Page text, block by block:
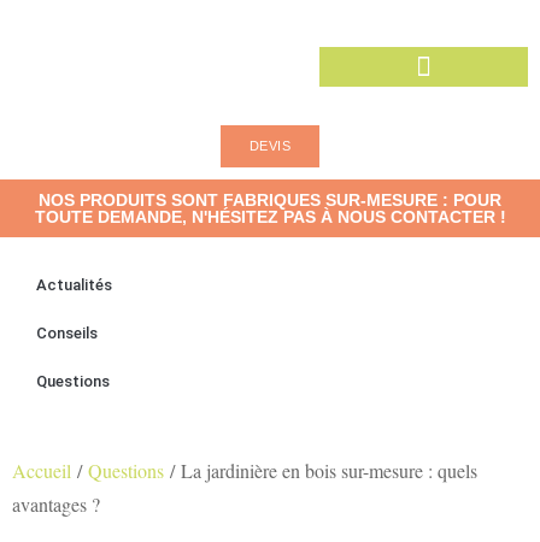
DEVIS
NOS PRODUITS SONT FABRIQUES SUR-MESURE : POUR
TOUTE DEMANDE, N'HÉSITEZ PAS À NOUS CONTACTER !
Actualités
Conseils
Questions
Accueil /Questions / La jardinière en bois sur-mesure : quels
avantages ?